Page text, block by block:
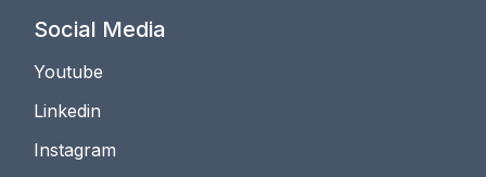
Social Media
Youtube
Linkedin
Instagram